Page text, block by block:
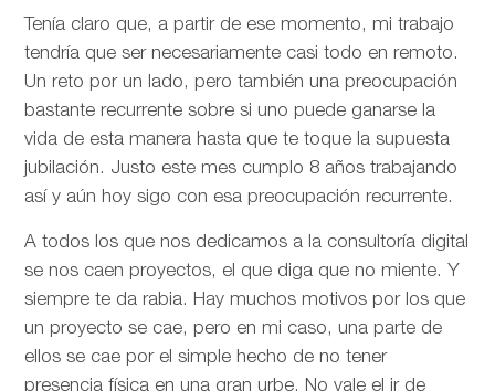
Tenía claro que, a partir de ese momento, mi trabajo
tendría que ser necesariamente casi todo en remoto.
Un reto por un lado, pero también una preocupación
bastante recurrente sobre si uno puede ganarse la
vida de esta manera hasta que te toque la supuesta
jubilación. Justo este mes cumplo 8 años trabajando
así y aún hoy sigo con esa preocupación recurrente.
A todos los que nos dedicamos a la consultoría digital
se nos caen proyectos, el que diga que no miente. Y
siempre te da rabia. Hay muchos motivos por los que
un proyecto se cae, pero en mi caso, una parte de
ellos se cae por el simple hecho de no tener
presencia física en una gran urbe. No vale el ir de